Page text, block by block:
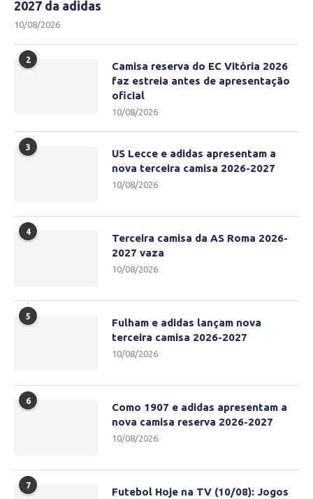
2027 da adidas
10/08/2026
2
Camisa reserva do EC Vitória 2026
faz estreia antes de apresentação
oficial
10/08/2026
3
US Lecce e adidas apresentam a
nova terceira camisa 2026-2027
10/08/2026
4
Terceira camisa da AS Roma 2026-
2027 vaza
10/08/2026
5
Fulham e adidas lançam nova
terceira camisa 2026-2027
10/08/2026
6
Como 1907 e adidas apresentam a
nova camisa reserva 2026-2027
10/08/2026
7
Futebol Hoje na TV (10/08): Jogos